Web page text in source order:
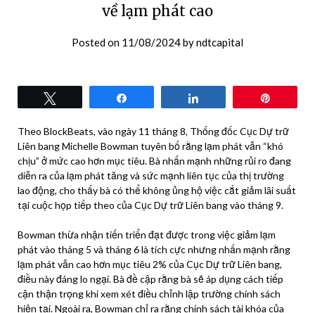
về lạm phát cao
Posted on 11/08/2024byndtcapital
Theo BlockBeats, vào ngày 11 tháng 8, Thống đốc Cục Dự trữ
Liên bang Michelle Bowman tuyên bố rằng lạm phát vẫn “khó
chịu” ở mức cao hơn mục tiêu. Bà nhấn mạnh những rủi ro đang
diễn ra của lạm phát tăng và sức mạnh liên tục của thị trường
lao động, cho thấy bà có thể không ủng hộ việc cắt giảm lãi suất
tại cuộc họp tiếp theo của Cục Dự trữ Liên bang vào tháng 9.
Bowman thừa nhận tiến triển đạt được trong việc giảm lạm
phát vào tháng 5 và tháng 6 là tích cực nhưng nhấn mạnh rằng
lạm phát vẫn cao hơn mục tiêu 2% của Cục Dự trữ Liên bang,
điều này đáng lo ngại. Bà đề cập rằng bà sẽ áp dụng cách tiếp
cận thận trọng khi xem xét điều chỉnh lập trường chính sách
hiện tại. Ngoài ra, Bowman chỉ ra rằng chính sách tài khóa của